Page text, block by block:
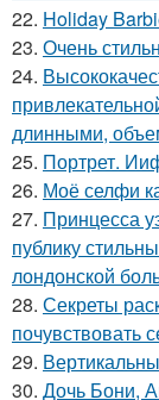
22. Holiday
23. Очень
24.
длинными,
25. Портрет.
26. Моё селфи
27. Принцесса
публику
лондонской
28. Секреты
почувствовать
29.
30. Дочь Бони,